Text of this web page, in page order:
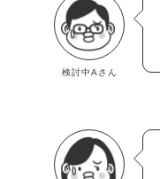
検討中Aさん